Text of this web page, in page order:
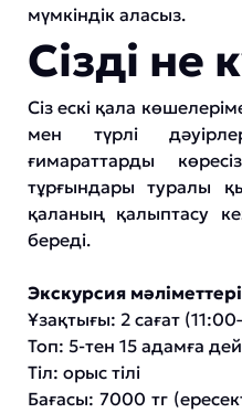
мүмкіндік аласыз.
Сізді не
Сіз ескі қала
мен түрлі
ғимараттарды
тұрғындары туралы
қаланың қалыптасу
береді.
Экскурсия
Ұзақтығы: 2 сағат
Топ: 5-тен 15 адамға
Тіл: орыс тілі
Бағасы: 7000 тг